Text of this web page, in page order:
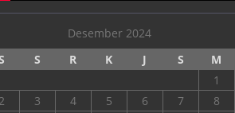
Desember 2024
S R K J S
M
1
3 4 5 6 7
8